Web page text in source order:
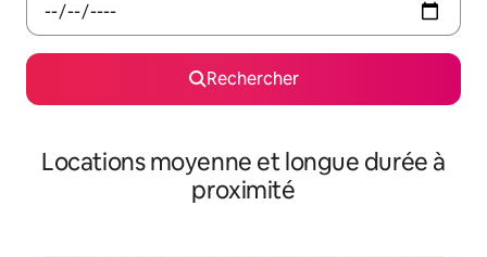
Rechercher
Locations moyenne et longue durée à
proximité